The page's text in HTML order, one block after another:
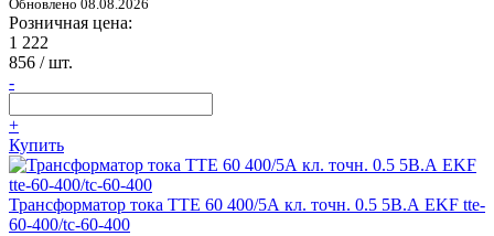
Обновлено 08.08.2026
Розничная цена:
1 222
856 / шт.
-
+
Купить
Трансформатор тока ТТЕ 60 400/5А кл. точн. 0.5 5В.А EKF tte-
60-400/tc-60-400